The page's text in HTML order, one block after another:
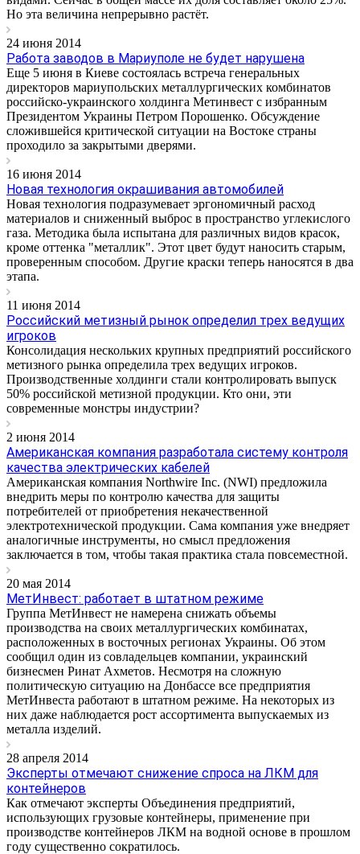
Но эта величина непрерывно растёт.
24 июня 2014
Работа заводов в Мариуполе не будет нарушена
Еще 5 июня в Киеве состоялась встреча генеральных
директоров мариупольских металлургических комбинатов
российско-украинского холдинга Метинвест с избранным
Президентом Украины Петром Порошенко. Обсуждение
сложившейся критической ситуации на Востоке страны
проходило за закрытыми дверями.
16 июня 2014
Новая технология окрашивания автомобилей
Новая технология подразумевает эргономичный расход
материалов и сниженный выброс в пространство углекислого
газа. Методика была испытана для различных видов красок,
кроме оттенка "металлик". Этот цвет будут наносить старым,
проверенным способом. Другие краски теперь наносятся в два
этапа.
11 июня 2014
Российский метизный рынок определил трех ведущих
игроков
Консолидация нескольких крупных предприятий российского
метизного рынка определила трех ведущих игроков.
Производственные холдинги стали контролировать выпуск
50% российской метизной продукции. Кто они, эти
современные монстры индустрии?
2 июня 2014
Американская компания разработала систему контроля
качества электрических кабелей
Американская компания Northwire Inc. (NWI) предложила
внедрить меры по контролю качества для защиты
потребителей от приобретения некачественной
электротехнической продукции. Сама компания уже внедряет
аналогичные инструменты, но смысл предложения
заключается в том, чтобы такая практика стала повсеместной.
20 мая 2014
МетИнвест: работает в штатном режиме
Группа МетИнвест не намерена снижать объемы
производства на своих металлургических комбинатах,
расположенных в восточных регионах Украины. Об этом
сообщил один из совладельцев компании, украинский
бизнесмен Ринат Ахметов. Несмотря на сложную
политическую ситуацию на Донбассе все предприятия
МетИнвеста работают в штатном режиме. На некоторых из
них даже наблюдается рост ассортимента выпускаемых из
металла изделий.
28 апреля 2014
Эксперты отмечают снижение спроса на ЛКМ для
контейнеров
Как отмечают эксперты Объединения предприятий,
использующих грузовые контейнеры, применение при
производстве контейнеров ЛКМ на водной основе в прошлом
году существенно сократилось.